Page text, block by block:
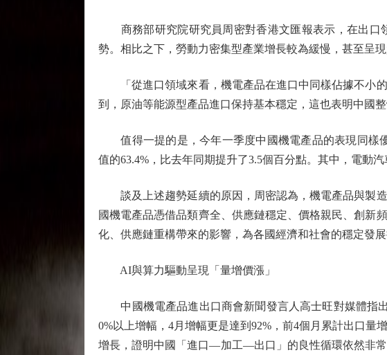
商務部研究院研究員周密對香港文匯報表示，在出口
勢。相比之下，勞動力密集型產業增長較為緩慢，甚至呈
「從進口領域來看，機電產品在進口中同樣佔據不小的
到，原油等能源型產品進口保持基本穩定，這也表明中國
值得一提的是，今年一季度中國機電產品的表現同樣優
值的63.4%，比去年同期提升了3.5個百分點。其中，電動
談及上述趨勢延續的原因，周密認為，機電產品與製造
國機電產品憑借品類齊全、供應鏈穩定、價格親民、創新
化、供應鏈重構帶來的影響，為各國經濟和社會的穩定發展
AI與算力驅動呈現「量增價漲」
中國機電產品進出口商會新聞發言人高士旺對媒體指
0%以上增幅，4月增幅更是達到92%，前4個月累計出口量
增長，證明中國「進口—加工—出口」的良性循環依然非